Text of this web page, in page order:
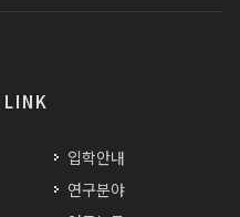
입학안내
연구분야